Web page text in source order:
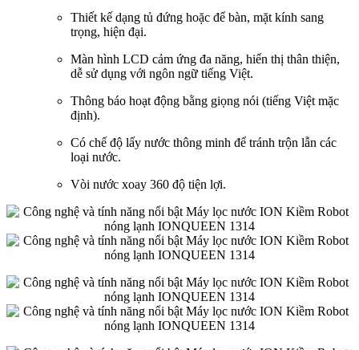
Thiết kế dạng tủ đứng hoặc để bàn, mặt kính sang
trọng, hiện đại.
Màn hình LCD cảm ứng đa năng, hiển thị thân thiện,
dễ sử dụng với ngôn ngữ tiếng Việt.
Thông báo hoạt động bằng giọng nói (tiếng Việt mặc
định).
Có chế độ lấy nước thông minh để tránh trộn lẫn các
loại nước.
Vòi nước xoay 360 độ tiện lợi.